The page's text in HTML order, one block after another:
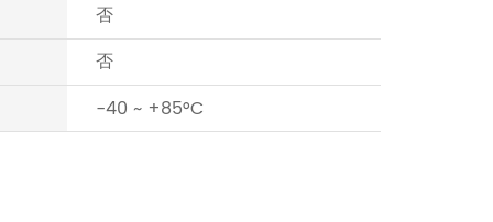
否
否
-40 ~ +85°C